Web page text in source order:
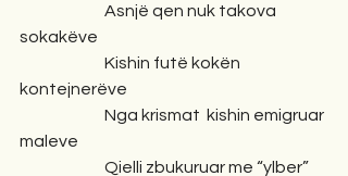
sokakëve
kontejnerëve
maleve